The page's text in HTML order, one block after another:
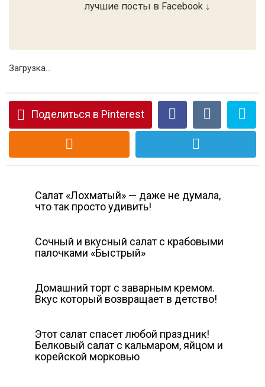
лучшие посты в Facebook ↓
Загрузка...
Поделиться в Pinterest
Cалат «Лохматый» — даже не думала,
что так просто удивить!
Сочный и вкусный салат с крабовыми
палочками «Быстрый»
Домашний торт с заварным кремом.
Вкус который возвращает в детство!
Этот салат спасет любой праздник!
Белковый салат с кальмаром, яйцом и
корейской морковью